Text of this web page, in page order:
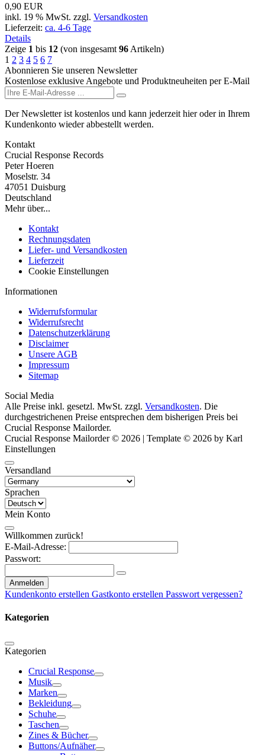
0,90 EUR
inkl. 19 % MwSt. zzgl. Versandkosten
Lieferzeit: ca. 4-6 Tage
Details
Zeige 1 bis 12 (von insgesamt 96 Artikeln)
1 2 3 4 5 6 7
Abonnieren Sie unseren Newsletter
Kostenlose exklusive Angebote und Produktneuheiten per E-Mail
Der Newsletter ist kostenlos und kann jederzeit hier oder in Ihrem
Kundenkonto wieder abbestellt werden.
Kontakt
Crucial Response Records
Peter Hoeren
Moselstr. 34
47051 Duisburg
Deutschland
Mehr über...
Kontakt
Rechnungsdaten
Liefer- und Versandkosten
Lieferzeit
Cookie Einstellungen
Informationen
Widerrufsformular
Widerrufsrecht
Datenschutzerklärung
Disclaimer
Unsere AGB
Impressum
Sitemap
Social Media
Alle Preise inkl. gesetzl. MwSt. zzgl. Versandkosten. Die
durchgestrichenen Preise entsprechen dem bisherigen Preis bei
Crucial Response Mailorder.
Crucial Response Mailorder © 2026 | Template © 2026 by Karl
Einstellungen
Versandland
Sprachen
Mein Konto
Willkommen zurück!
E-Mail-Adresse:
Passwort:
Anmelden
Kundenkonto erstellen Gastkonto erstellen Passwort vergessen?
Kategorien
Kategorien
Crucial Response
Musik
Marken
Bekleidung
Schuhe
Taschen
Zines & Bücher
Buttons/Aufnäher